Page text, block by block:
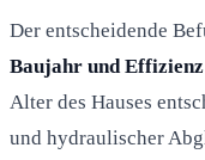
Der entscheidende
Baujahr und
Alter des Hauses
und hydraulischer